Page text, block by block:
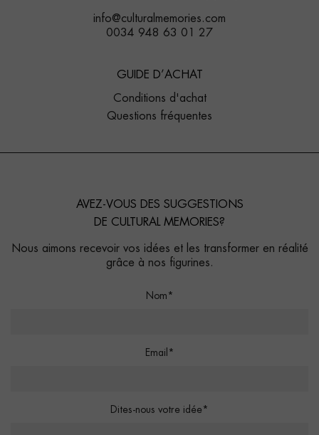
info@culturalmemories.com
0034 948 63 01 27
GUIDE D’ACHAT
Conditions d'achat
Questions fréquentes
AVEZ-VOUS DES SUGGESTIONS
DE CULTURAL MEMORIES?
Nous aimons recevoir vos idées et les transformer en réalité
grâce à nos figurines.
Nom*
Email*
Dites-nous votre idée*